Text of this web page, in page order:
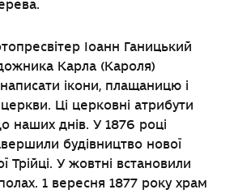
Іоанн Ганицький
Карла (Кароля)
ікони, плащаницю і
церкви. Ці церковні атрибути
наших днів. У 1876 році
будівництво нової
Трійці. У жовтні встановили
1 вересня 1877 року храм